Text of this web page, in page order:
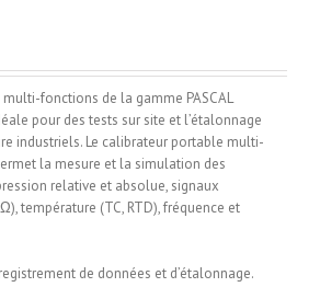
fonctions de la gamme PASCAL
pour des tests sur site et l’étalonnage
industriels. Le calibrateur portable multi-
la mesure et la simulation des
relative et absolue, signaux
température (TC, RTD), fréquence et
de données et d’étalonnage.